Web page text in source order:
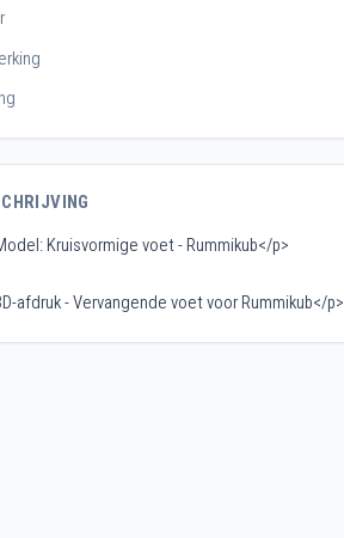
Kruisvormige voet - Rummikub</p>
afdruk - Vervangende voet voor Rummikub</p>